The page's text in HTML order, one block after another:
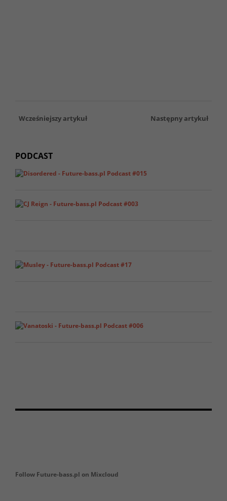
Wcześniejszy artykuł Następny artykuł
PODCAST
Follow Future-bass.pl on Mixcloud